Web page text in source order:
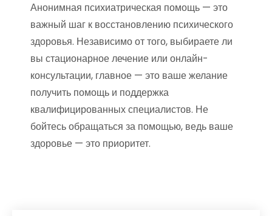
Анонимная психиатрическая помощь — это
важный шаг к восстановлению психического
здоровья. Независимо от того, выбираете ли
вы стационарное лечение или онлайн-
консультации, главное — это ваше желание
получить помощь и поддержка
квалифицированных специалистов. Не
бойтесь обращаться за помощью, ведь ваше
здоровье — это приоритет.